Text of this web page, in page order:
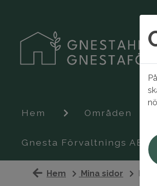
Hem Områden
Gnesta Förvaltnings AB
Hem Mina sidor